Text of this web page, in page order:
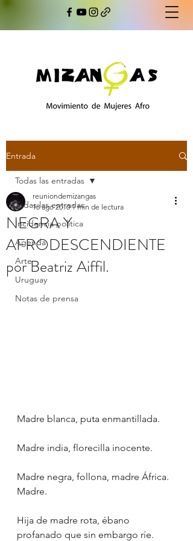
Entrada
Todas las entradas
Incidencia política
Agenda
Arte
Uruguay
Notas de prensa
Todas las entradas
NEGRA Y
AFRODESCENDIENTE
por Beatriz Aiffil.
reuniondemizangas
18 ago 2010 1 min de lectura
Madre blanca, puta enmantillada.
Madre india, florecilla inocente.
Madre negra, follona, madre África.
Madre.
Hija de madre rota, ébano
profanado que sin embargo ríe.